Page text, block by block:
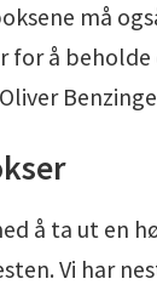
må
for å beholde
å ta ut en
Vi har